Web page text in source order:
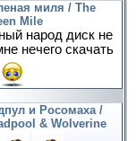
миля / The
Mile
народ диск не
нечего скачать
и Росомаха /
& Wolverine